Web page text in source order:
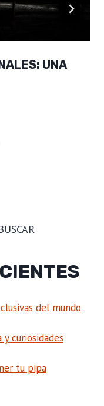
UNA
del mundo
curiosidades
tu pipa